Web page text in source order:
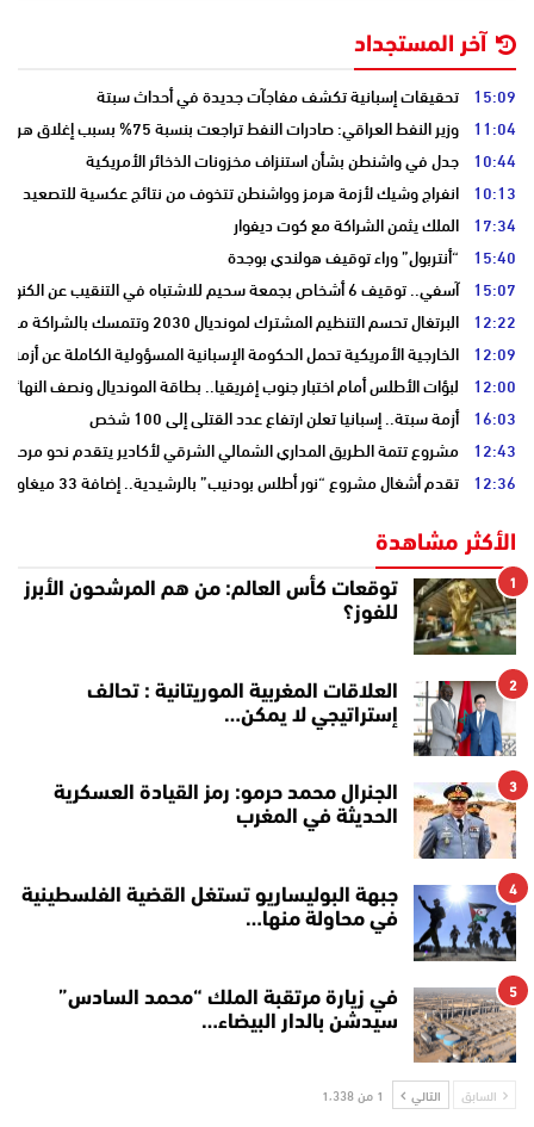
آخر المستجداد
15:09 تحقيقات إسبانية تكشف مفاجآت جديدة في أحداث سبتة
11:04 وزير النفط العراقي: صادرات النفط تراجعت بنسبة 75% بسبب إغلاق هرمز
10:44 جدل في واشنطن بشأن استنزاف مخزونات الذخائر الأمريكية
10:13 انفراج وشيك لأزمة هرمز وواشنطن تتخوف من نتائج عكسية للتصعيد
17:34 الملك يثمن الشراكة مع كوت ديفوار
15:40 “أنتربول” وراء توقيف هولندي بوجدة
15:07 آسفي.. توقيف 6 أشخاص بجمعة سحيم للاشتباه في التنقيب عن الكنوز .
12:22 البرتغال تحسم التنظيم المشترك لمونديال 2030 وتتمسك بالشراكة مع المغرب وإسبانيا
12:09 الخارجية الأمريكية تحمل الحكومة الإسبانية المسؤولية الكاملة عن أزمة
12:00 لبؤات الأطلس أمام اختبار جنوب إفريقيا.. بطاقة المونديال ونصف
16:03 أزمة سبتة.. إسبانيا تعلن ارتفاع عدد القتلى إلى 100 شخص
12:43 مشروع تتمة الطريق المداري الشمالي الشرقي لأكادير يتقدم نحو مرحلة
12:36 تقدم أشغال مشروع “نور أطلس بودنيب” بالرشيدية.. إضافة 33 ميغاوات إلى الشبكة الوطنية
الأكثر مشاهدة
1
توقعات كأس العالم: من هم المرشحون الأبرز
للفوز؟
2
العلاقات المغربية الموريتانية : تحالف
إستراتيجي لا يمكن…
3
الجنرال محمد حرمو: رمز القيادة العسكرية
الحديثة في المغرب
4
جبهة البوليساريو تستغل القضية الفلسطينية
في محاولة منها…
5
في زيارة مرتقبة الملك “محمد السادس”
سيدشن بالدار البيضاء…
السابق التالي 1 من 1٬338